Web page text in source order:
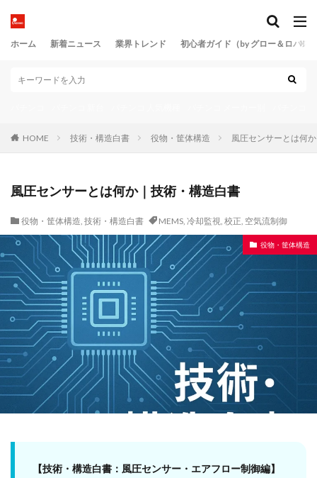
ホーム 新着ニュース 業界トレンド 初心者ガイド（by グロー＆ロバス
HOME 技術・構造白書 役物・筐体構造 風圧センサーとは何
風圧センサーとは何か｜技術・構造白書
役物・筐体構造, 技術・構造白書 MEMS, 冷却監視, 校正, 空気流制御
役物・筐体構造
【技術・構造白書：風圧センサー・エアフロー制御編】